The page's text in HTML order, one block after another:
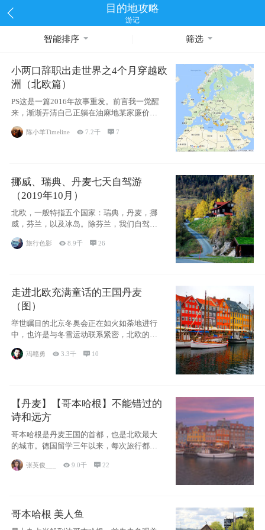
目的地攻略
游记
智能排序 筛选
小两口辞职出走世界之4个月穿越欧
洲（北欧篇）
PS这是一篇2016年故事重发。前言我一觉醒
来，渐渐弄清自己正躺在油麻地某家廉价宾
馆
陈小羊Timeline 7.2千 7
挪威、瑞典、丹麦七天自驾游
（2019年10月）
北欧，一般特指五个国家：瑞典，丹麦，挪
威，芬兰，以及冰岛。除芬兰，我们自驾游
旅行色影 8.9千 26
走进北欧充满童话的王国丹麦
（图）
举世瞩目的北京冬奥会正在如火如荼地进行
中，也许是与冬雪运动联系紧密，北欧的一
些国家因
冯赣勇 3.3千  10
【丹麦】【哥本哈根】不能错过的
诗和远方
哥本哈根是丹麦王国的首都，也是北欧最大
的城市。德国留学三年以来，每次旅行都是
张英俊___ 9.0千 22
哥本哈根 美人鱼